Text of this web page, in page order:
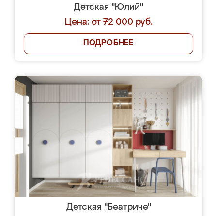
Детская "Юлий"
Цена: от 72 000 руб.
ПОДРОБНЕЕ
Детская "Беатриче"